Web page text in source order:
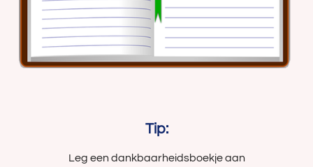
Tip:
Leg een dankbaarheidsboekje aan